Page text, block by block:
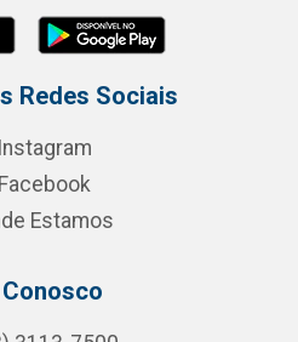
Redes Sociais
Instagram
Facebook
Estamos